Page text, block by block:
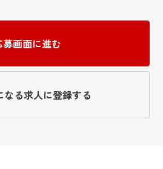
募画面に進む
なる求人に登録する